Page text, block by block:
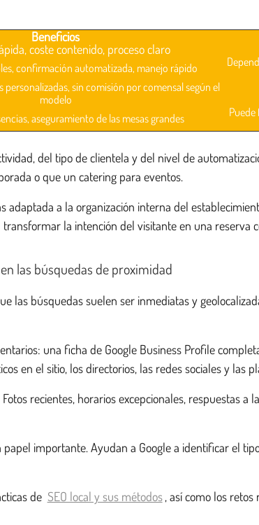
Beneficios
coste contenido, proceso claro
confirmación automatizada, manejo rápido
personalizadas, sin comisión por comensal según el
modelo
aseguramiento de las mesas grandes
Puede
del tipo de clientela y del nivel de
o que un catering para eventos.
adaptada a la organización interna del
la intención del visitante en una reserva
las búsquedas de proximidad
las búsquedas suelen ser inmediatas y
una ficha de Google Business Profile
en el sitio, los directorios, las redes sociales y las
recientes, horarios excepcionales, respuestas
importante. Ayudan a Google a identificar el
de SEO local y sus métodos , así como los retos